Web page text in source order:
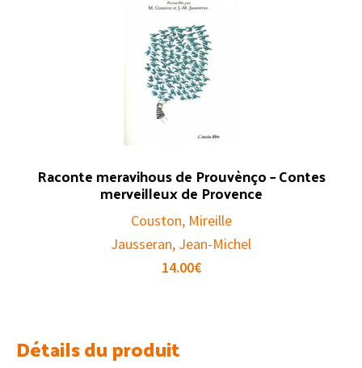
Raconte meravihous de Prouvènço – Contes
merveilleux de Provence
Couston, Mireille
Jausseran, Jean-Michel
14.00€
Détails du produit